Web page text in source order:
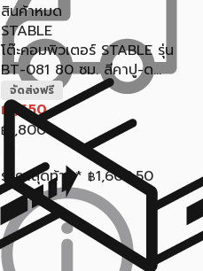
สินค้าหมด
STABLE
โต๊ะคอมพิวเตอร์ STABLE รุ่น
BT-081 80 ซม. สีคาปู-ด...
จัดส่งฟรี
฿ 1,650
฿ 1,800
ราคาสุดท้าย* ฿1,600.50